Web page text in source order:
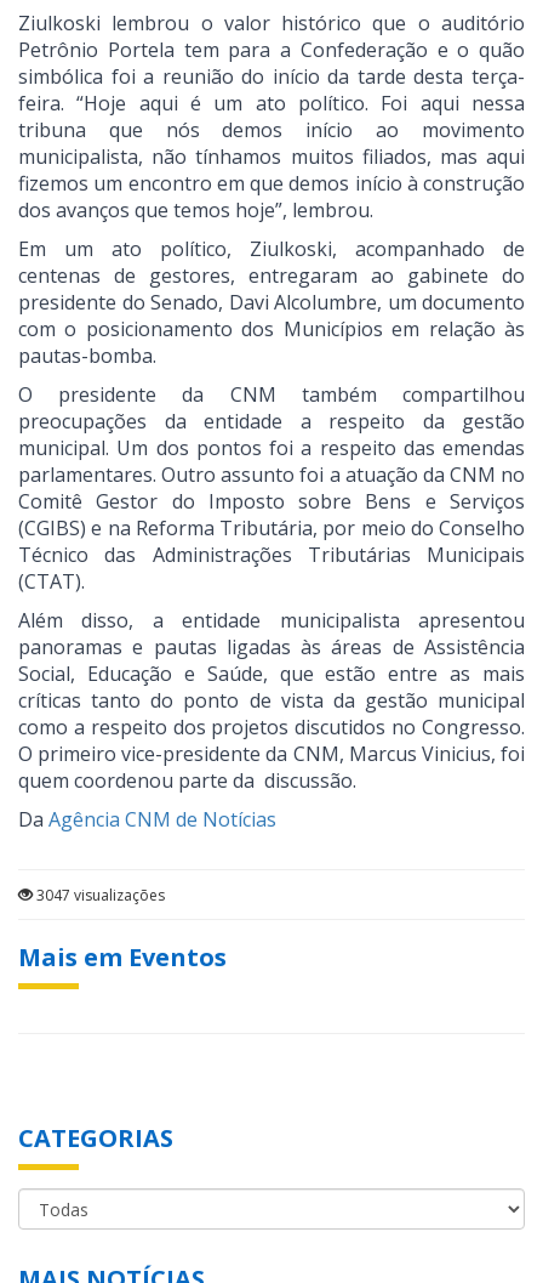
Ziulkoski lembrou o valor histórico que o auditório
Petrônio Portela tem para a Confederação e o quão
simbólica foi a reunião do início da tarde desta terça-
feira. “Hoje aqui é um ato político. Foi aqui nessa
tribuna que nós demos início ao movimento
municipalista, não tínhamos muitos filiados, mas aqui
fizemos um encontro em que demos início à construção
dos avanços que temos hoje”, lembrou.
Em um ato político, Ziulkoski, acompanhado de
centenas de gestores, entregaram ao gabinete do
presidente do Senado, Davi Alcolumbre, um documento
com o posicionamento dos Municípios em relação às
pautas-bomba.
O presidente da CNM também compartilhou
preocupações da entidade a respeito da gestão
municipal. Um dos pontos foi a respeito das emendas
parlamentares. Outro assunto foi a atuação da CNM no
Comitê Gestor do Imposto sobre Bens e Serviços
(CGIBS) e na Reforma Tributária, por meio do Conselho
Técnico das Administrações Tributárias Municipais
(CTAT).
Além disso, a entidade municipalista apresentou
panoramas e pautas ligadas às áreas de Assistência
Social, Educação e Saúde, que estão entre as mais
críticas tanto do ponto de vista da gestão municipal
como a respeito dos projetos discutidos no Congresso.
O primeiro vice-presidente da CNM, Marcus Vinicius, foi
quem coordenou parte da discussão.
Da Agência CNM de Notícias
3047 visualizações
Mais em Eventos
CATEGORIAS